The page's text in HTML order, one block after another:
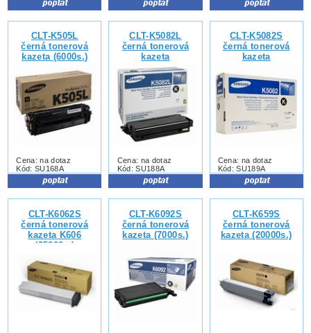
CLT-K505L
černá tonerová
kazeta (6000s.)
Cena: na dotaz
Kód: SU168A
CLT-K5082L
černá tonerová
kazeta
Cena: na dotaz
Kód: SU188A
CLT-K5082S
černá tonerová
kazeta
Cena: na dotaz
Kód: SU189A
CLT-K6062S
černá tonerová
kazeta K606
(25000s.)
CLT-K6092S
černá tonerová
kazeta (7000s.)
CLT-K659S
černá tonerová
kazeta (20000s.)